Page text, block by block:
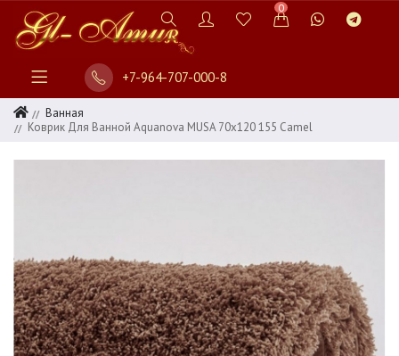
0
+7-964-707-000-8
Ванная
Коврик Для Ванной Aquanova MUSA 70x120 155 Camel